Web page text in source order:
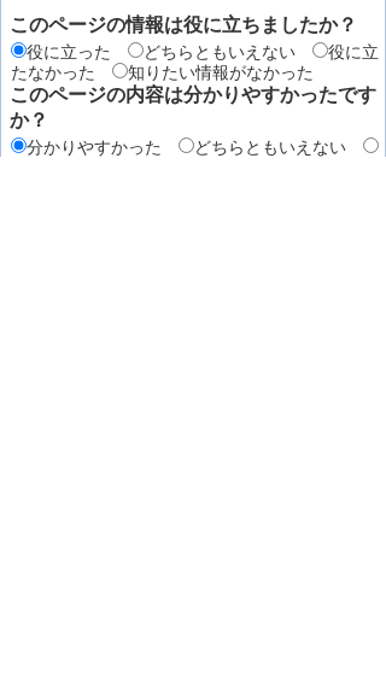
このページの情報は役に立ちましたか？
役に立った どちらともいえない
役に立
たなかった
知りたい情報がなかった
このページの内容は分かりやすかったです
か？
分かりやすかった
どちらともいえない